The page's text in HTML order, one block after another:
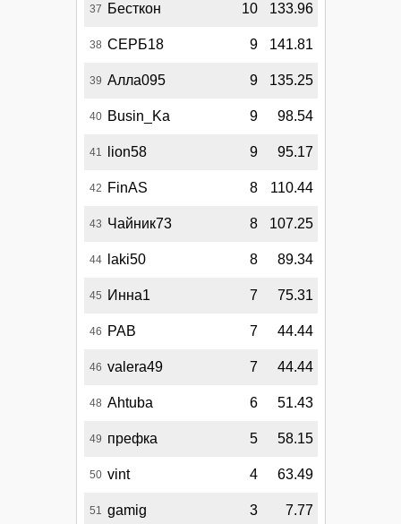
37 Бесткон 10 133.96
38 СЕРБ18 9 141.81
39 Алла095 9 135.25
40 Busin_Ka 9 98.54
41 lion58 9 95.17
42 FinAS 8 110.44
43 Чайник73 8 107.25
44 laki50 8 89.34
45 Инна1 7 75.31
46 РАВ 7 44.44
46 valera49 7 44.44
48 Ahtuba 6 51.43
49 префка 5 58.15
50 vint 4 63.49
51 gamig 3 7.77